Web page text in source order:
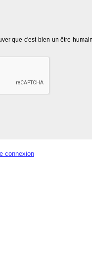
que c'est bien un être
connexion